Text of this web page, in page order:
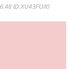
ID:XU43FU/l0